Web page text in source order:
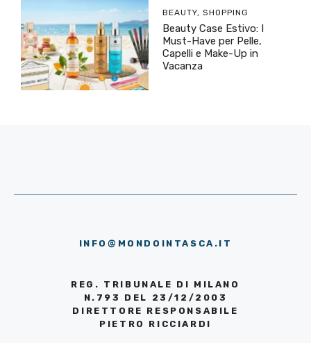
BEAUTY, SHOPPING
Beauty Case Estivo: I
Must-Have per Pelle,
Capelli e Make-Up in
Vacanza
INFO@MONDOINTASCA.IT
REG. TRIBUNALE DI MILANO
N.793 DEL 23/12/2003
DIRETTORE RESPONSABILE
PIETRO RICCIARDI